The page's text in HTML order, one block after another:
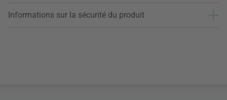
Informations sur la sécurité du produit